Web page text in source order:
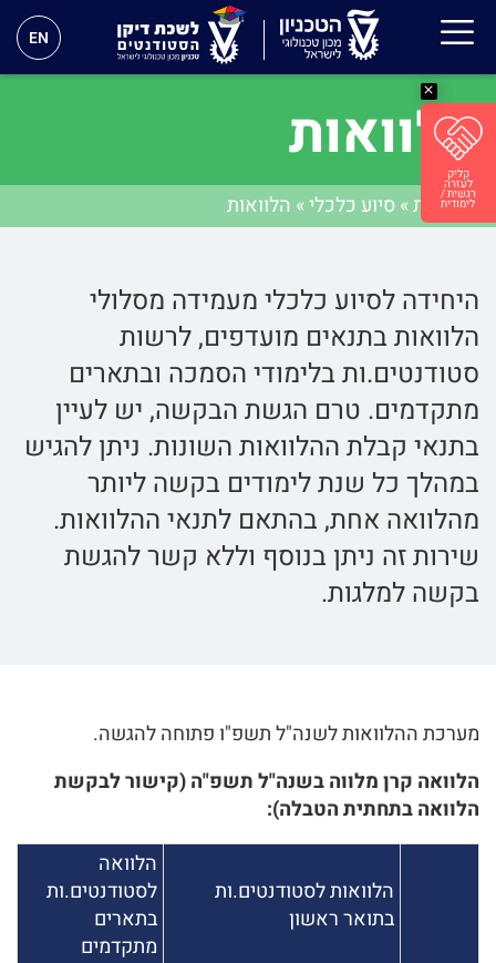
EN
הלוואות
דף הבית»סיוע כלכלי» הלוואות
היחידה לסיוע כלכלי מעמידה מסלולי
הלוואות בתנאים מועדפים, לרשות
סטודנטים.ות בלימודי הסמכה ובתארים
מתקדמים. טרם הגשת הבקשה, יש לעיין
בתנאי קבלת ההלוואות השונות. ניתן להגיש
במהלך כל שנת לימודים בקשה ליותר
מהלוואה אחת, בהתאם לתנאי ההלוואות.
שירות זה ניתן בנוסף וללא קשר להגשת
בקשה למלגות.
מערכת ההלוואות לשנה"ל תשפ"ו פתוחה להגשה.
הלוואה קרן מלווה בשנה"ל תשפ"ה (קישור לבקשת
הלוואה בתחתית הטבלה):
הלוואות לסטודנטים.ות
בתואר ראשון
הלוואה
לסטודנטים.ות
בתארים
מתקדמים